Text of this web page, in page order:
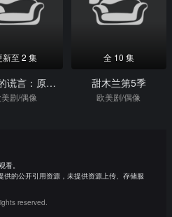
新至 2 集
美少女的谎言：原罪第二季
剧/偶像
全 10 集
甜木兰第5季
欧美剧/偶像
。
的公开引用资源，未提供资源上传、存储服
reserved.